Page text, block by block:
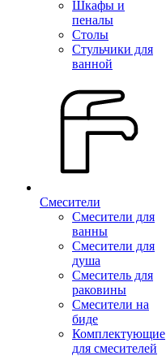
Шкафы и
пеналы
Столы
Стульчики для
ванной
Смесители
Смесители для
ванны
Смесители для
душа
Смеситель для
раковины
Смесители на
биде
Комплектующие
для смесителей